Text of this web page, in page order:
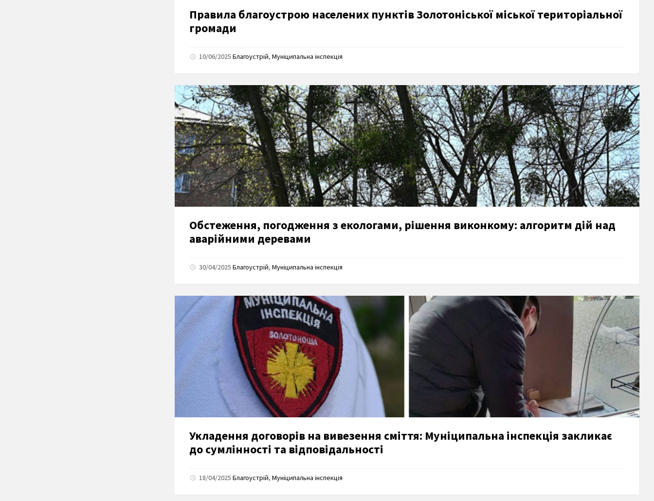
Правила благоустрою населених пунктів Золотоніської міської територіальної
громади
10/06/2025 Благоустрій, Муніципальна інспекція
Обстеження, погодження з екологами, рішення виконкому: алгоритм дій над
аварійними деревами
30/04/2025 Благоустрій, Муніципальна інспекція
Укладення договорів на вивезення сміття: Муніципальна інспекція закликає
до сумлінності та відповідальності
18/04/2025 Благоустрій, Муніципальна інспекція